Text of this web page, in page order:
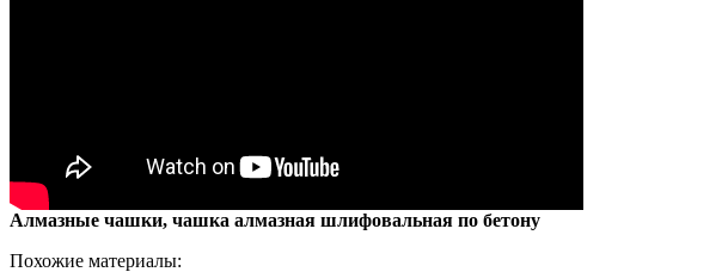
Алмазные чашки, чашка алмазная шлифовальная по бетону
Похожие материалы: